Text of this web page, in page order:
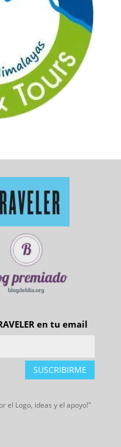
en tu email
SUSCRIBIRME
el Logo, ideas y el apoyo!"